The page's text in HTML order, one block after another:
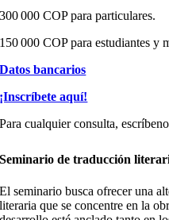
300 000 COP para particulares.
150 000 COP para estudiantes y
Datos bancarios
¡Inscríbete aquí!
Para cualquier consulta,
Seminario de traducción
El seminario busca ofrecer una
literaria que se concentre en la